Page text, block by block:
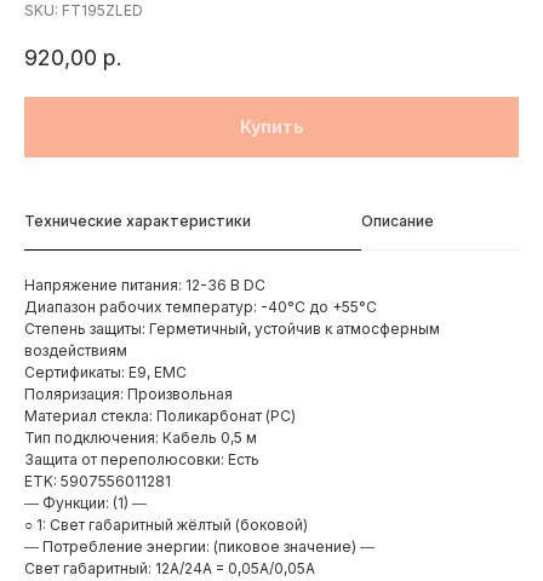
SKU: FT195ZLED
920,00 р.
Купить
Технические характеристики Описание
Напряжение питания: 12-36 В DC
Диапазон рабочих температур: -40°C до +55°C
Степень защиты: Герметичный, устойчив к атмосферным
воздействиям
Сертификаты: E9, EMC
Поляризация: Произвольная
Материал стекла: Поликарбонат (PC)
Тип подключения: Кабель 0,5 м
Защита от переполюсовки: Есть
ETK: 5907556011281
― Функции: (1) ―
○ 1: Свет габаритный жёлтый (боковой)
― Потребление энергии: (пиковое значение) ―
Свет габаритный: 12A/24A = 0,05A/0,05A